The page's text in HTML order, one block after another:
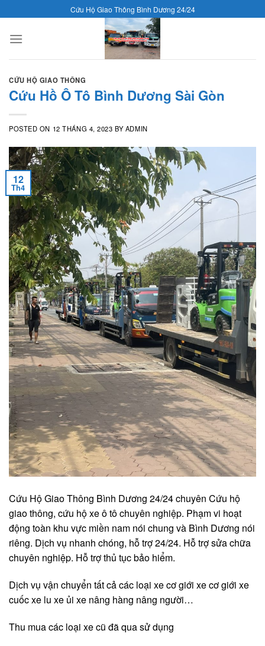
to
content
Cứu Hộ Giao Thông Bình Dương 24/24
CỨU HỘ GIAO THÔNG
Cứu Hồ Ô Tô Bình Dương Sài Gòn
POSTED ON 12 THÁNG 4, 2023 BYADMIN
12
Th4
Cứu Hộ Giao Thông Bình Dương 24/24 chuyên Cứu hộ
giao thông, cứu hộ xe ô tô chuyên nghiệp. Phạm vi hoạt
động toàn khu vực miền nam nói chung và Bình Dương nói
riêng. Dịch vụ nhanh chóng, hỗ trợ 24/24. Hỗ trợ sửa chữa
chuyên nghiệp. Hỗ trợ thủ tục bảo hiểm.
Dịch vụ vận chuyển tất cả các loại xe cơ giới xe cơ giới xe
cuốc xe lu xe ủi xe nâng hàng nâng người…
Thu mua các loại xe cũ đã qua sử dụng